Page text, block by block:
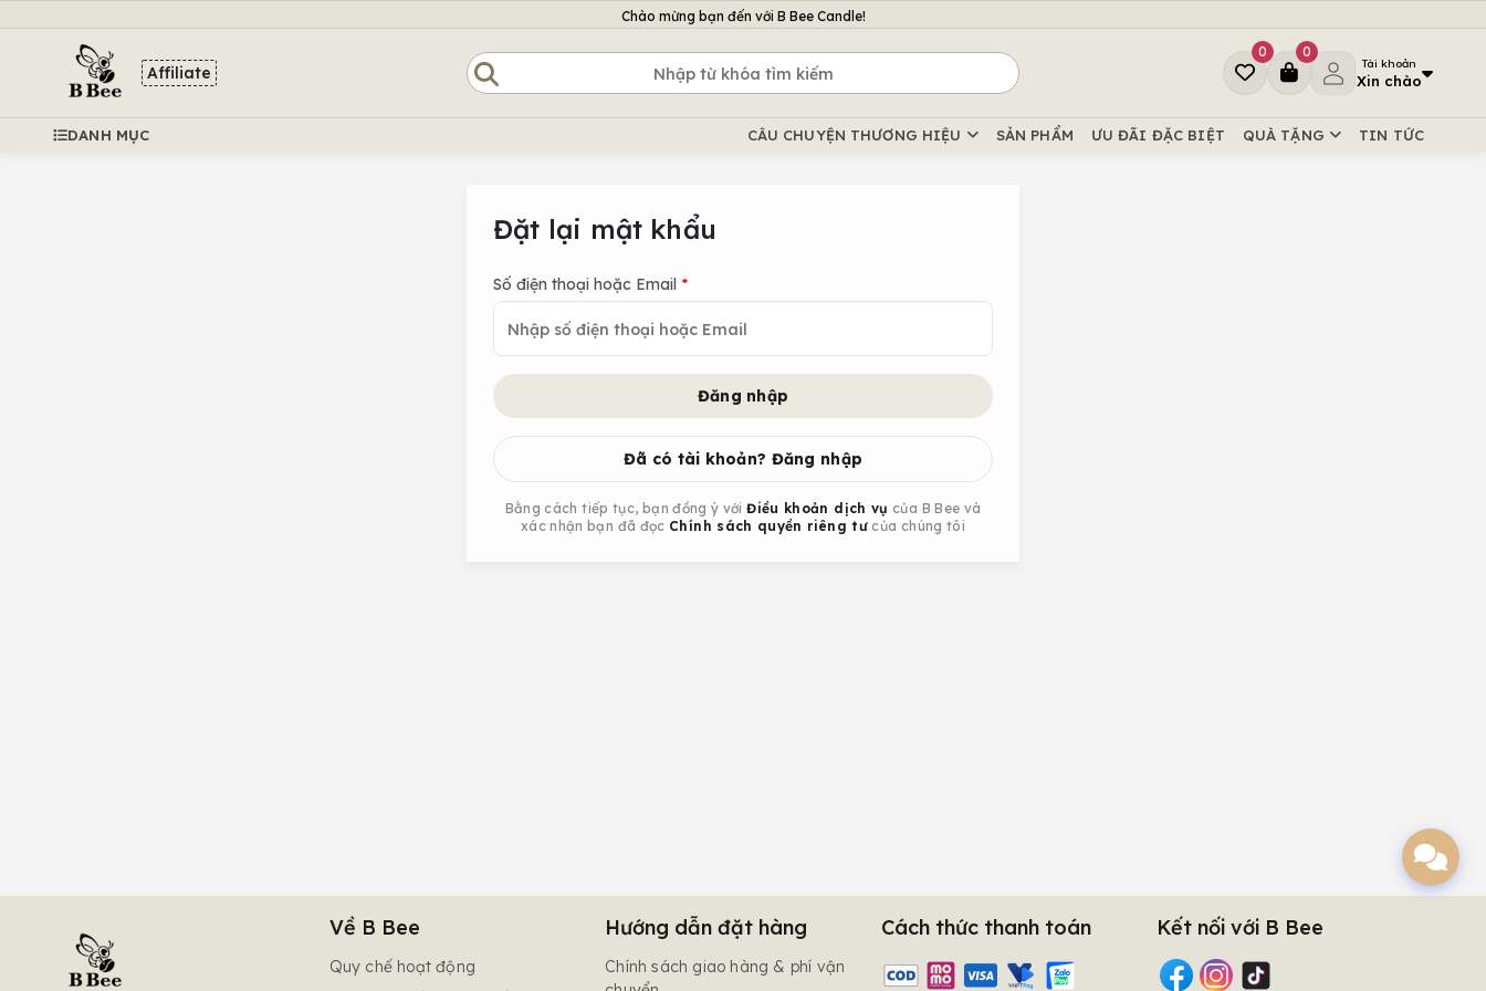
Chào mừng bạn đến với B Bee Candle!
Chào mừng bạn đến với B Bee Candle!
Affiliate
0 0
Tài khoản
Xin chào
DANH MỤC CÂU CHUYỆN THƯƠNG HIỆU SẢN PHẨM ƯU ĐÃI ĐẶC BIỆT QUÀ TẶNG TIN TỨC
Đặt lại mật khẩu
Số điện thoại hoặc Email *
Đăng nhập
Đã có tài khoản? Đăng nhập
Bằng cách tiếp tục, bạn đồng ý vớiĐiều khoản dịch vụ của B Bee và
xác nhận bạn đã đọc Chính sách quyền riêng tư của chúng tôi
Về B Bee
Quy chế hoạt động
Hướng dẫn đặt hàng
Chính sách giao hàng & phí vận
Cách thức thanh toán Kết nối với B Bee